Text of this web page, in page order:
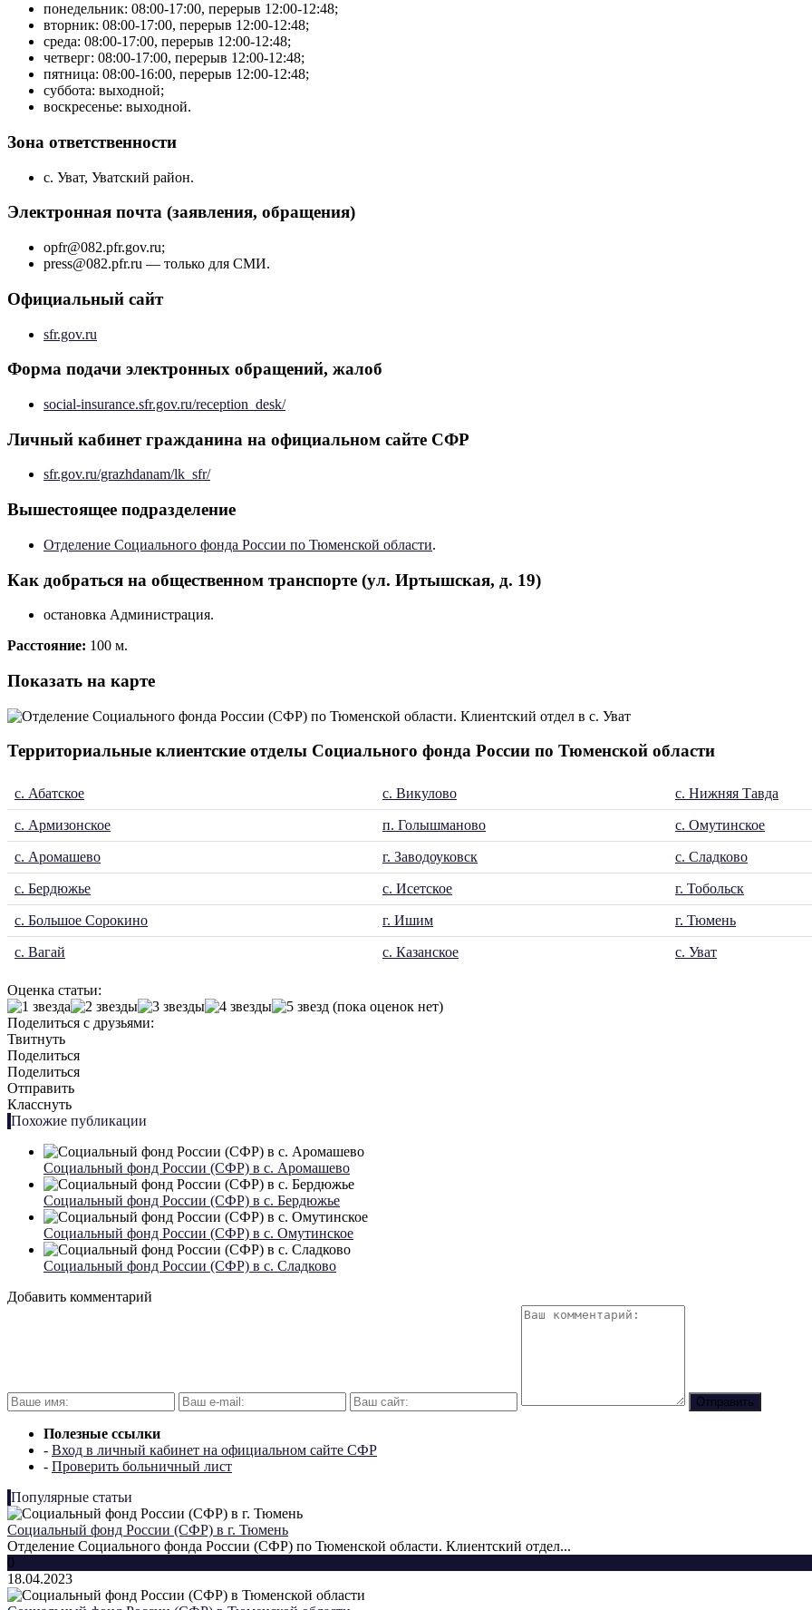
понедельник: 08:00-17:00, перерыв 12:00-12:48;
вторник: 08:00-17:00, перерыв 12:00-12:48;
среда: 08:00-17:00, перерыв 12:00-12:48;
четверг: 08:00-17:00, перерыв 12:00-12:48;
пятница: 08:00-16:00, перерыв 12:00-12:48;
суббота: выходной;
воскресенье: выходной.
Зона ответственности
с. Уват, Уватский район.
Электронная почта (заявления, обращения)
opfr@082.pfr.gov.ru;
press@082.pfr.ru — только для СМИ.
Официальный сайт
sfr.gov.ru
Форма подачи электронных обращений, жалоб
social-insurance.sfr.gov.ru/reception_desk/
Личный кабинет гражданина на официальном сайте СФР
sfr.gov.ru/grazhdanam/lk_sfr/
Вышестоящее подразделение
Отделение Социального фонда России по Тюменской области.
Как добраться на общественном транспорте (ул. Иртышская, д. 19)
остановка Администрация.
Расстояние: 100 м.
Показать на карте
Территориальные клиентские отделы Социального фонда России по Тюменской области
с. Абатское с. Викулово с. Нижняя Тавда
с. Армизонское п. Голышманово с. Омутинское
с. Аромашево г. Заводоуковск с. Сладково
с. Бердюжье с. Исетское г. Тобольск
с. Большое Сорокино г. Ишим г. Тюмень
с. Вагай с. Казанское с. Уват
Оценка статьи:
(пока оценок нет)
Поделиться с друзьями:
Твитнуть
Поделиться
Поделиться
Отправить
Класснуть
Похожие публикации
Социальный фонд России (СФР) в с. Аромашево
Социальный фонд России (СФР) в с. Бердюжье
Социальный фонд России (СФР) в с. Омутинское
Социальный фонд России (СФР) в с. Сладково
Добавить комментарий
Полезные ссылки
- Вход в личный кабинет на официальном сайте СФР
- Проверить больничный лист
Популярные статьи
Социальный фонд России (СФР) в г. Тюмень
Отделение Социального фонда России (СФР) по Тюменской области. Клиентский отдел...
0
18.04.2023